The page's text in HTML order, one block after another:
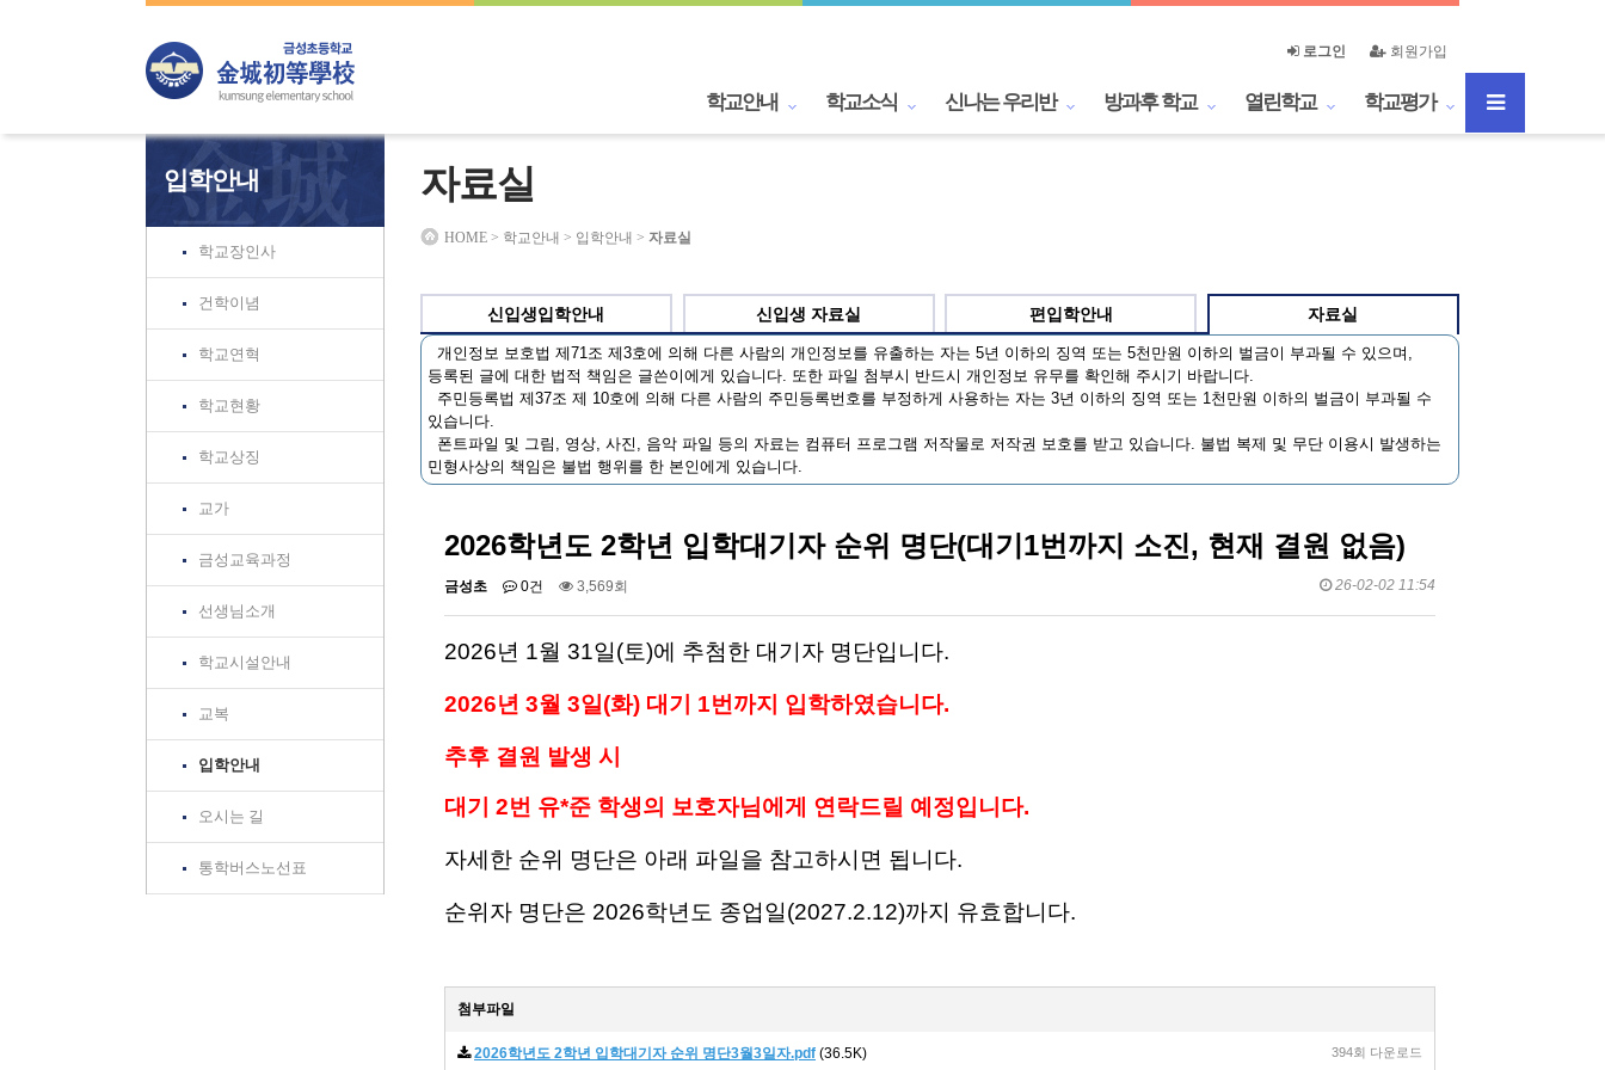
회원가입
로그인
학교안내 학교소식 신나는 우리반 방과후 학교
하위분류
열린학교
하위분류
학교평가
하위분류
입학안내
학교장인사
건학이념
학교연혁
학교현황
학교상징
교가
금성교육과정
선생님소개
학교시설안내
교복
입학안내
오시는 길
통학버스노선표
자료실
HOME > 학교안내 > 입학안내 > 자료실
신입생입학안내 신입생 자료실 편입학안내 자료실
개인정보 보호법 제71조 제3호에 의해 다른 사람의 개인정보를 유출하는 자는 5년 이하의 징역 또는 5천만원 이하의 벌금이 부과될 수 있으며,
등록된 글에 대한 법적 책임은 글쓴이에게 있습니다. 또한 파일 첨부시 반드시 개인정보 유무를 확인해 주시기 바랍니다.
주민등록법 제37조 제 10호에 의해 다른 사람의 주민등록번호를 부정하게 사용하는 자는 3년 이하의 징역 또는 1천만원 이하의 벌금이 부과될 수
있습니다.
폰트파일 및 그림, 영상, 사진, 음악 파일 등의 자료는 컴퓨터 프로그램 저작물로 저작권 보호를 받고 있습니다. 불법 복제 및 무단 이용시 발생하는
민형사상의 책임은 불법 행위를 한 본인에게 있습니다.
2026학년도 2학년 입학대기자 순위 명단(대기1번까지 소진, 현재 결원 없음)
금성초 0건 3,569회 26-02-02 11:54
2026년 1월 31일(토)에 추첨한 대기자 명단입니다.
2026년 3월 3일(화) 대기 1번까지 입학하였습니다.
추후 결원 발생 시
대기 2번 유*준 학생의 보호자님에게 연락드릴 예정입니다.
자세한 순위 명단은 아래 파일을 참고하시면 됩니다.
순위자 명단은 2026학년도 종업일(2027.2.12)까지 유효합니다.
첨부파일
2026학년도 2학년 입학대기자 순위 명단3월3일자.pdf (36.5K) 394회 다운로드